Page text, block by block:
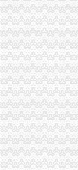
南岸茶园新区组建
巫溪局五步推进“依
市重庆0元注册公
万州局突出“便、助
九龙坡局桷坪所查
市重庆免费注册公
璧山局0元注册公司
全市0元注册公司流
綦江局1元注册公
巫溪局一元注册公
市免费注册公司督
市0元注册公司级
永川局一元注册公